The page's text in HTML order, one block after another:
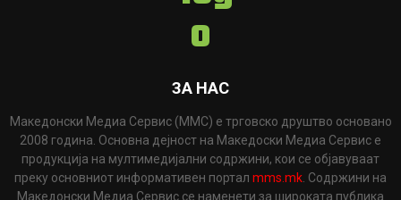
ЗА НАС
Македонски Медиа Сервис (ММС) е трговско друштво основано
2008 година. Основна дејност на Македоски Медиа Сервис е
продукција на мултимедијални содржини, кои се објавуваат
преку основниот информативен портал mms.mk . Содржини на
Македонски Медиа Сервис се наменети за широката публика